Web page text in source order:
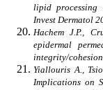
lipid processing
Invest Dermatol
Hachem J.P.,
epidermal
integrity/
Yiallouris A.,
Implications on